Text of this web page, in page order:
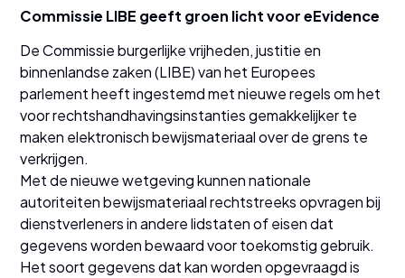
Commissie LIBE geeft groen licht voor eEvidence
De Commissie burgerlijke vrijheden, justitie en
binnenlandse zaken (LIBE) van het Europees
parlement heeft ingestemd met nieuwe regels om het
voor rechtshandhavingsinstanties gemakkelijker te
maken elektronisch bewijsmateriaal over de grens te
verkrijgen.
Met de nieuwe wetgeving kunnen nationale
autoriteiten bewijsmateriaal rechtstreeks opvragen bij
dienstverleners in andere lidstaten of eisen dat
gegevens worden bewaard voor toekomstig gebruik.
Het soort gegevens dat kan worden opgevraagd is